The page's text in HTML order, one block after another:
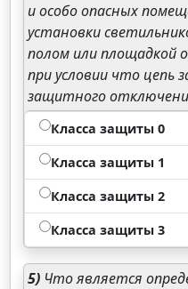
и особо опасных
установки
полом или площадкой
при условии что цепь
защитного
Класса защиты 0
Класса защиты 1
Класса защиты 2
Класса защиты 3
5) Что является